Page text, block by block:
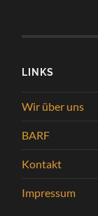
LINKS
Wir über uns
BARF
Kontakt
Impressum